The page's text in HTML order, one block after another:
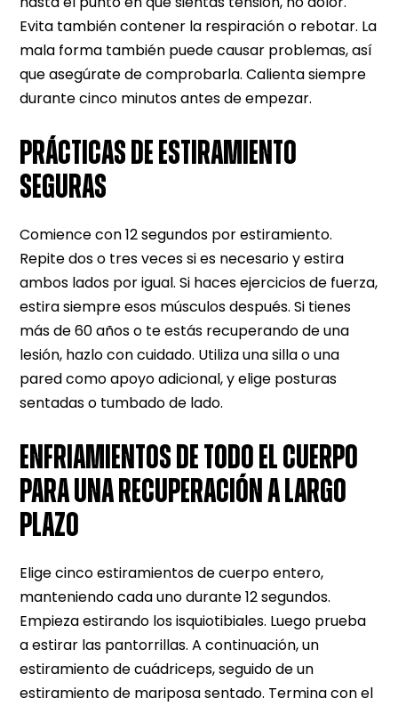
Evita también contener la respiración o rebotar. La
mala forma también puede causar problemas, así
que asegúrate de comprobarla. Calienta siempre
durante cinco minutos antes de empezar.
PRÁCTICAS DE ESTIRAMIENTO
SEGURAS
Comience con 12 segundos por estiramiento.
Repite dos o tres veces si es necesario y estira
ambos lados por igual. Si haces ejercicios de fuerza,
estira siempre esos músculos después. Si tienes
más de 60 años o te estás recuperando de una
lesión, hazlo con cuidado. Utiliza una silla o una
pared como apoyo adicional, y elige posturas
sentadas o tumbado de lado.
ENFRIAMIENTOS DE TODO EL CUERPO
PARA UNA RECUPERACIÓN A LARGO
PLAZO
Elige cinco estiramientos de cuerpo entero,
manteniendo cada uno durante 12 segundos.
Empieza estirando los isquiotibiales. Luego prueba
a estirar las pantorrillas. A continuación, un
estiramiento de cuádriceps, seguido de un
estiramiento de mariposa sentado. Termina con el